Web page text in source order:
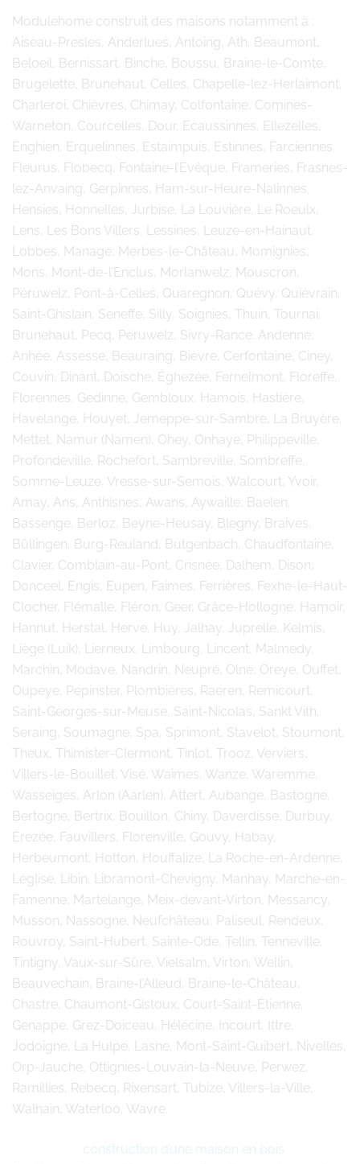
Modulehome construit des maisons notamment à :
Aiseau-Presles, Anderlues, Antoing, Ath, Beaumont,
Beloeil, Bernissart, Binche, Boussu, Braine-le-Comte,
Brugelette, Brunehaut, Celles, Chapelle-lez-Herlaimont,
Charleroi, Chièvres, Chimay, Colfontaine, Comines-
Warneton, Courcelles, Dour, Ecaussinnes, Ellezelles,
Enghien, Erquelinnes, Estaimpuis, Estinnes, Farciennes,
Fleurus, Flobecq, Fontaine-l’Evêque, Frameries, Frasnes-
lez-Anvaing, Gerpinnes, Ham-sur-Heure-Nalinnes,
Hensies, Honnelles, Jurbise, La Louvière, Le Roeulx,
Lens, Les Bons Villers, Lessines, Leuze-en-Hainaut,
Lobbes, Manage, Merbes-le-Château, Momignies,
Mons, Mont-de-l’Enclus, Morlanwelz, Mouscron,
Péruwelz, Pont-à-Celles, Quaregnon, Quévy, Quiévrain,
Saint-Ghislain, Seneffe, Silly, Soignies, Thuin, Tournai,
Brunehaut, Pecq, Péruwelz, Sivry-Rance. Andenne,
Anhée, Assesse, Beauraing, Bièvre, Cerfontaine, Ciney,
Couvin, Dinant, Doische, Éghezée, Fernelmont, Floreffe,
Florennes, Gedinne, Gembloux, Hamois, Hastière,
Havelange, Houyet, Jemeppe-sur-Sambre, La Bruyère,
Mettet, Namur (Namen), Ohey, Onhaye, Philippeville,
Profondeville, Rochefort, Sambreville, Sombreffe,
Somme-Leuze, Vresse-sur-Semois, Walcourt, Yvoir,
Amay, Ans, Anthisnes, Awans, Aywaille, Baelen,
Bassenge, Berloz, Beyne-Heusay, Blegny, Braives,
Büllingen, Burg-Reuland, Butgenbach, Chaudfontaine,
Clavier, Comblain-au-Pont, Crisnée, Dalhem, Dison,
Donceel, Engis, Eupen, Faimes, Ferrières, Fexhe-le-Haut-
Clocher, Flémalle, Fléron, Geer, Grâce-Hollogne, Hamoir,
Hannut, Herstal, Herve, Huy, Jalhay, Juprelle, Kelmis,
Liège (Luik), Lierneux, Limbourg, Lincent, Malmedy,
Marchin, Modave, Nandrin, Neupré, Olne, Oreye, Ouffet,
Oupeye, Pepinster, Plombières, Raeren, Remicourt,
Saint-Georges-sur-Meuse, Saint-Nicolas, Sankt Vith,
Seraing, Soumagne, Spa, Sprimont, Stavelot, Stoumont,
Theux, Thimister-Clermont, Tinlot, Trooz, Verviers,
Villers-le-Bouillet, Visé, Waimes, Wanze, Waremme,
Wasseiges, Arlon (Aarlen), Attert, Aubange, Bastogne,
Bertogne, Bertrix, Bouillon, Chiny, Daverdisse, Durbuy,
Érezée, Fauvillers, Florenville, Gouvy, Habay,
Herbeumont, Hotton, Houffalize, La Roche-en-Ardenne,
Léglise, Libin, Libramont-Chevigny, Manhay, Marche-en-
Famenne, Martelange, Meix-devant-Virton, Messancy,
Musson, Nassogne, Neufchâteau, Paliseul, Rendeux,
Rouvroy, Saint-Hubert, Sainte-Ode, Tellin, Tenneville,
Tintigny, Vaux-sur-Sûre, Vielsalm, Virton, Wellin,
Beauvechain, Braine-l’Alleud, Braine-le-Château,
Chastre, Chaumont-Gistoux, Court-Saint-Étienne,
Genappe, Grez-Doiceau, Hélécine, Incourt, Ittre,
Jodoigne, La Hulpe, Lasne, Mont-Saint-Guibert, Nivelles,
Orp-Jauche, Ottignies-Louvain-la-Neuve, Perwez,
Ramillies, Rebecq, Rixensart, Tubize, Villers-la-Ville,
Walhain, Waterloo, Wavre.
construction d’une maison en bois